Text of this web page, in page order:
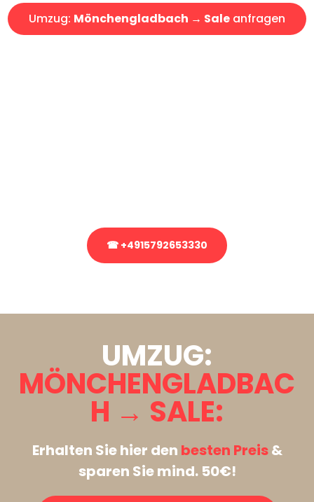
Umzug: Mönchengladbach → Sale anfragen
☎ +4915792653330
UMZUG:
MÖNCHENGLADBAC
H → SALE:
Erhalten Sie hier den besten Preis&
sparen Sie mind. 50€!